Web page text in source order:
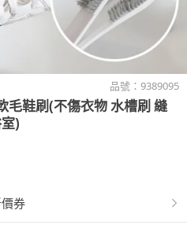
品號： 9389095
毛鞋刷(不傷衣物 水槽刷 縫
)
券